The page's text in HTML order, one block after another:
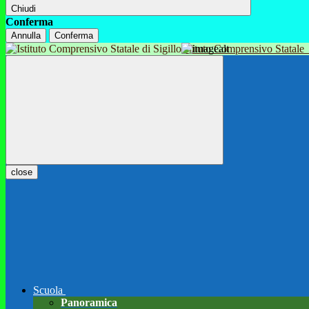
Chiudi
Conferma
Annulla Conferma
Istituto Comprensivo Statale
close
Scuola
Panoramica